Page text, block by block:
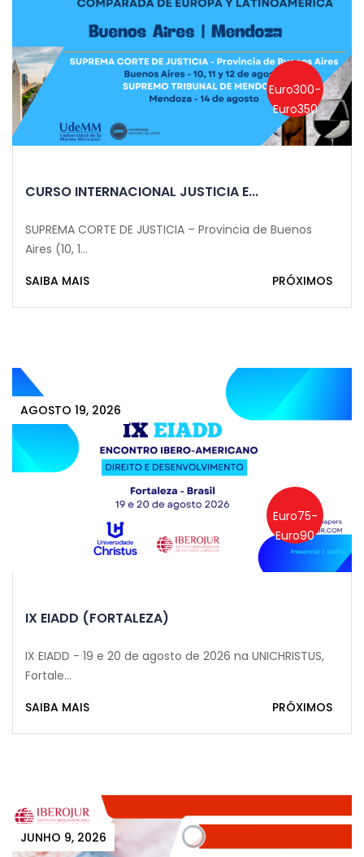
JUNHO 9, 2026
AGOSTO 19, 2026
Euro75-
Euro90
IX EIADD (FORTALEZA)
IX EIADD - 19 e 20 de agosto de 2026 na UNICHRISTUS,
Fortale...
SAIBA MAIS
PRÓXIMOS
Euro300-
Euro350
CURSO INTERNACIONAL JUSTICIA E...
SUPREMA CORTE DE JUSTICIA – Provincia de Buenos
Aires (10, 1...
SAIBA MAIS
PRÓXIMOS